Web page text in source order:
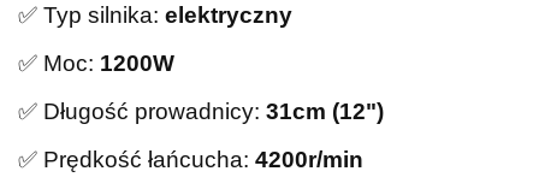
✅ Typ silnika: elektryczny
✅ Moc: 1200W
✅ Długość prowadnicy: 31cm (12")
✅ Prędkość łańcucha: 4200r/min